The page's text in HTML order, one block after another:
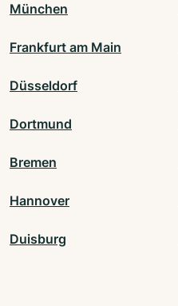
München
Frankfurt am Main
Düsseldorf
Dortmund
Bremen
Hannover
Duisburg